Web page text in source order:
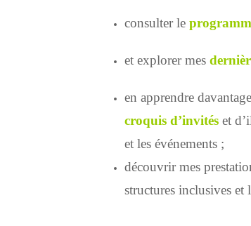
consulter le
et explorer mes
en apprendre
croquis d’invitéset
et les événements ;
découvrir mes
structures inclusives et